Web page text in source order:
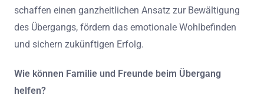
schaffen einen ganzheitlichen Ansatz zur Bewältigung
des Übergangs, fördern das emotionale Wohlbefinden
und sichern zukünftigen Erfolg.
Wie können Familie und Freunde beim Übergang
helfen?